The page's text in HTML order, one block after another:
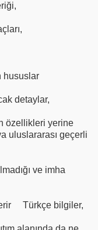
hususlar
detaylar,
özellikleri yerine
uluslararası geçerli
ve imha
Türkçe bilgiler,